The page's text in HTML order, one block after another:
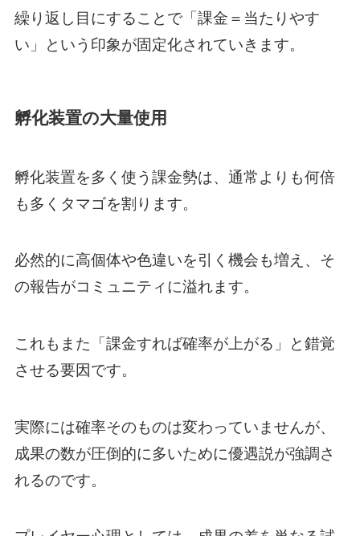
繰り返し目にすることで「課金＝当たりやす
い」という印象が固定化されていきます。
孵化装置の大量使用
孵化装置を多く使う課金勢は、通常よりも何倍
も多くタマゴを割ります。
必然的に高個体や色違いを引く機会も増え、そ
の報告がコミュニティに溢れます。
これもまた「課金すれば確率が上がる」と錯覚
させる要因です。
実際には確率そのものは変わっていませんが、
成果の数が圧倒的に多いために優遇説が強調さ
れるのです。